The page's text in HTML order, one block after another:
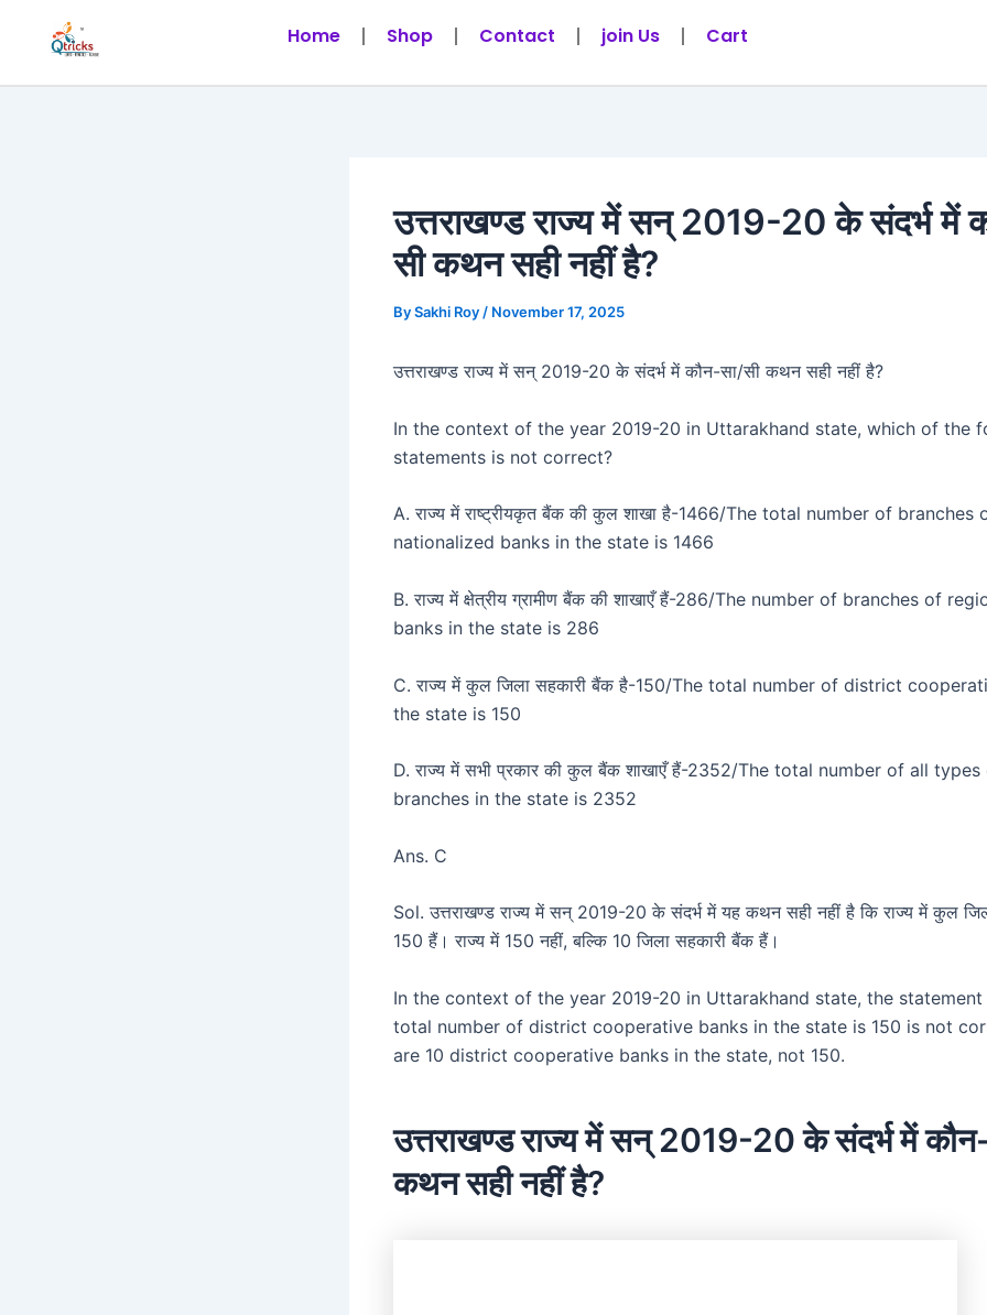
Home Shop Contact join Us Cart
उत्तराखण्ड राज्य में सन् 2019-20 के संदर्भ में
सी कथन सही नहीं है?
BySakhi Roy / November 17, 2025
उत्तराखण्ड राज्य में सन् 2019-20 के संदर्भ में कौन-सा/सी कथन सही नहीं है?
In the context of the year 2019-20 in Uttarakhand state, which of the
statements is not correct?
A. राज्य में राष्ट्रीयकृत बैंक की कुल शाखा है-1466/The total number of branches
nationalized banks in the state is 1466
B. राज्य में क्षेत्रीय ग्रामीण बैंक की शाखाएँ हैं-286/The number of branches of
banks in the state is 286
C. राज्य में कुल जिला सहकारी बैंक है-150/The total number of district
the state is 150
D. राज्य में सभी प्रकार की कुल बैंक शाखाएँ हैं-2352/The total number of all
branches in the state is 2352
Ans. C
Sol. उत्तराखण्ड राज्य में सन् 2019-20 के संदर्भ में यह कथन सही नहीं है कि राज्य में कुल
150 हैं। राज्य में 150 नहीं, बल्कि 10 जिला सहकारी बैंक हैं।
In the context of the year 2019-20 in Uttarakhand state, the
total number of district cooperative banks in the state is 150 is not
are 10 district cooperative banks in the state, not 150.
उत्तराखण्ड राज्य में सन् 2019-20 के संदर्भ में
कथन सही नहीं है?
navigation